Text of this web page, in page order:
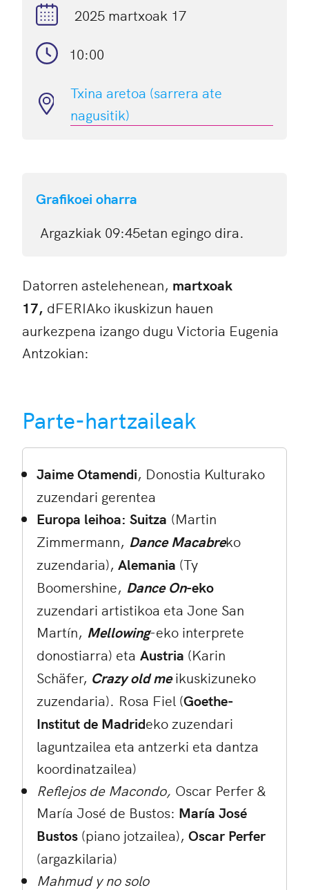
2025 martxoak 17
10:00
Txina aretoa (sarrera ate
nagusitik)
Grafikoei oharra
Argazkiak 09:45etan egingo dira.
Datorren astelehenean, martxoak
17, dFERIAko ikuskizun hauen
aurkezpena izango dugu Victoria Eugenia
Antzokian:
Parte-hartzaileak
Jaime Otamendi, Donostia Kulturako
zuzendari gerentea
Europa leihoa: Suitza (Martin
Zimmermann, Dance Macabreko
zuzendaria), Alemania (Ty
Boomershine, Dance On-eko
zuzendari artistikoa eta Jone San
Martín, Mellowing-eko interprete
donostiarra) eta Austria (Karin
Schäfer, Crazy old meikuskizuneko
zuzendaria). Rosa Fiel (Goethe-
Institut de Madrideko zuzendari
laguntzailea eta antzerki eta dantza
koordinatzailea)
Reflejos de Macondo, Oscar Perfer &
María José de Bustos: María José
Bustos (piano jotzailea), Oscar Perfer
(argazkilaria)
Mahmud y no solo